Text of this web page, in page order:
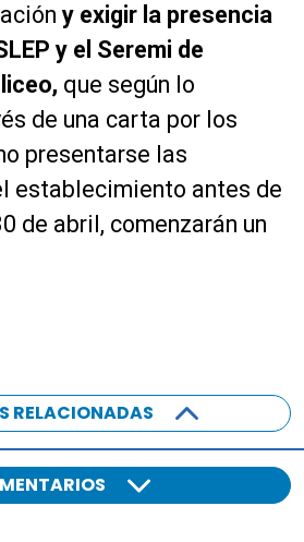
y exigir la presencia
y el Seremi de
que según lo
de una carta por los
presentarse las
establecimiento antes de
de abril, comenzarán un
RELACIONADAS